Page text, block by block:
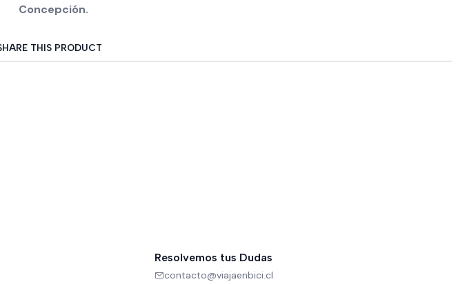
Concepción.
THIS PRODUCT
Resolvemos tus Dudas
contacto@viajaenbici.cl